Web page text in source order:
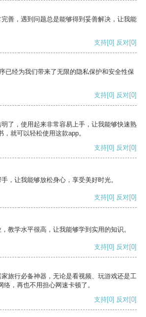
善，遇到问题总是能够得到妥善解决，让我能
支持[0] 反对[0]
已经为我们带来了无限的隐私保护和安全性保
支持[0] 反对[0]
了，使用起来非常容易上手，让我能够快速熟
就可以轻松使用这款app。
支持[0] 反对[0]
，让我能够放松身心，享受美好时光。
支持[0] 反对[0]
教学水平很高，让我能够学到实用的知识。
支持[0] 反对[0]
旅行必备神器，无论是看视频、玩游戏还是工
，再也不用担心网速卡顿了。
支持[0] 反对[0]